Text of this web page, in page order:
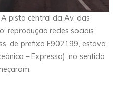
pista central da Av. das
reprodução redes sociais
de prefixo E902199, estava
– Expresso), no sentido